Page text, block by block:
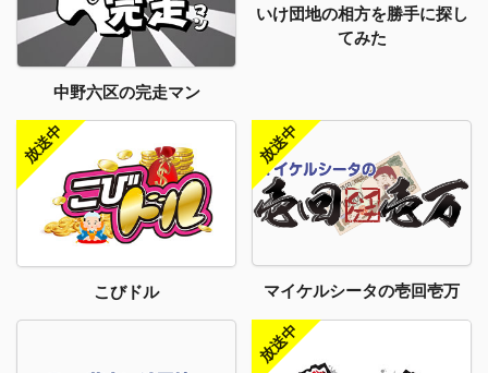
中野六区の完走マン
いけ団地の相方を勝手に探し
てみた
こびドル マイケルシータの壱回壱万